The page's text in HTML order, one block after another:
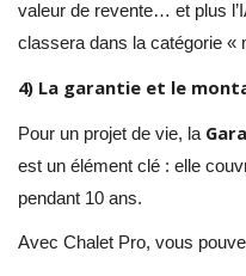
valeur de revente… et plus
classera dans la catégorie «
4) La garantie et le
Pour un projet de vie, la
est un élément clé : elle
pendant 10 ans.
Avec Chalet Pro, vous